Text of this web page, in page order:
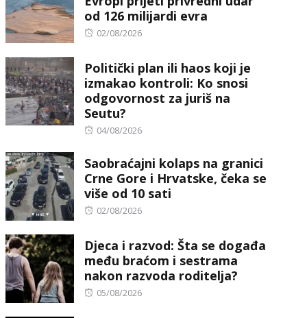
od 126 milijardi evra
Posted
02/08/2026
Politički plan ili haos koji je
izmakao kontroli: Ko snosi
odgovornost za juriš na
Seutu?
Posted
04/08/2026
Saobraćajni kolaps na granici
Crne Gore i Hrvatske, čeka se
više od 10 sati
Posted
02/08/2026
Djeca i razvod: Šta se događa
među braćom i sestrama
nakon razvoda roditelja?
Posted
05/08/2026